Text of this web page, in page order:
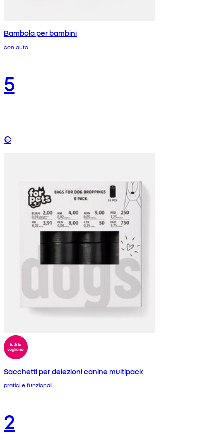
Bambola per bambini
con auto
5
€
Sacchetti per deiezioni canine multipack
pratici e funzionali
2